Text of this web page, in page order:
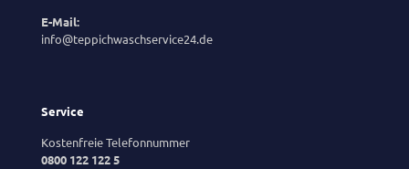
E-Mail:
info@teppichwaschservice24.de
Service
Kostenfreie Telefonnummer
0800 122 122 5